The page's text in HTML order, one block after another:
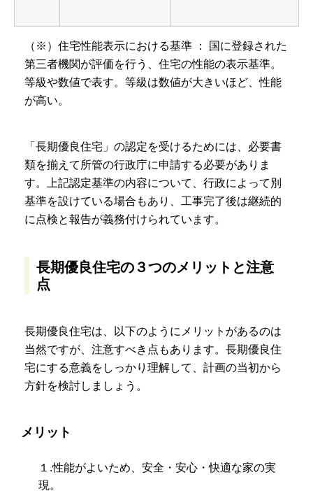
（※）住宅性能表示における基準 ： 国に登録された
第三者機関が評価を行う、住宅の性能の表示基準。
等級や数値で表す。等級は数値が大きいほど、性能
が高い。
「長期優良住宅」の認定を受けるためには、必要書
類を揃えて所管の行政庁に申請する必要がありま
す。上記認定基準の内容について、行政によって別
基準を設けている場合もあり、工事完了後は継続的
に点検と報告が義務付けられています。
長期優良住宅の３つのメリットと注意
点
長期優良住宅は、以下のようにメリットがあるのは
当然ですが、注意すべき点もあります。長期優良住
宅にする意義をしっかり理解して、計画の当初から
方針を検討しましょう。
メリット
１.性能がよいため、安全・安心・快適な家の実
現。